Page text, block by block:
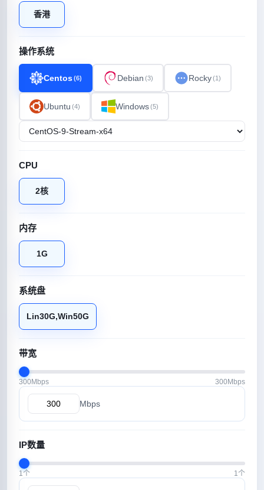
香港
操作系统
Centos(6) Debian (3) Rocky(1)
Ubuntu (4) Windows(5)
CPU
2核
内存
1G
系统盘
Lin30G,Win50G
带宽
300Mbps 300Mbps
Mbps
IP数量
1个 1个